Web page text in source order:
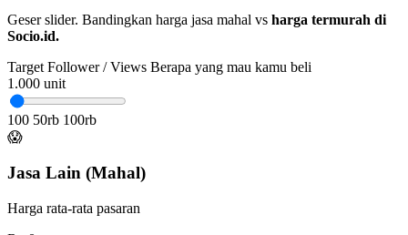
Geser slider. Bandingkan harga jasa mahal vs harga termurah di
Socio.id.
Target Follower / Views Berapa yang mau kamu beli
1.000 unit
100 50rb 100rb
😱
Jasa Lain (Mahal)
Harga rata-rata pasaran